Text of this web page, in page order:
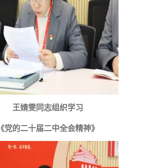
王婧雯同志组织学习
《党的二十届二中全会精神》